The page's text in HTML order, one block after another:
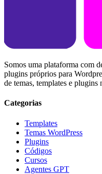
Somos uma plataforma com
plugins próprios para
de temas, templates e plugins
Categorias
Templates
Temas WordPress
Plugins
Códigos
Cursos
Agentes GPT